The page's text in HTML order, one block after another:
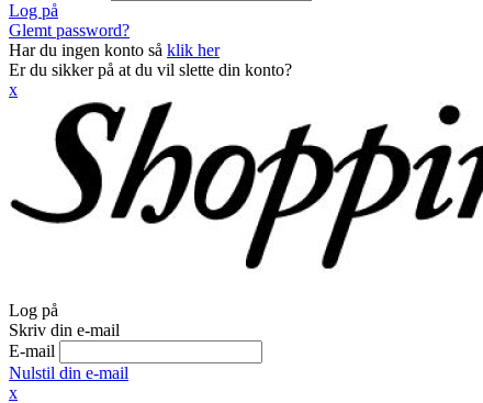
Log på
Glemt password?
Har du ingen konto så klik her
Er du sikker på at du vil slette din konto?
x
Log på
Skriv din e-mail
E-mail
Nulstil din e-mail
x